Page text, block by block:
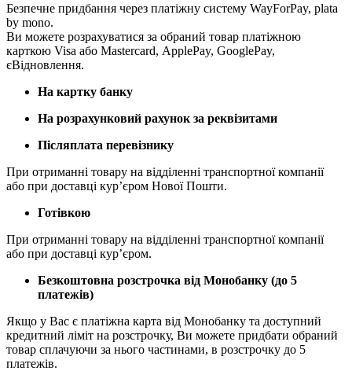
Безпечне придбання через платіжну систему WayForPay, plata
by mono.
Ви можете розрахуватися за обраний товар платіжною
карткою Visa або Mastercard, ApplePay, GooglePay,
єВідновлення.
На картку банку
На розрахунковий рахунок за реквізитами
Післяплата перевізнику
При отриманні товару на відділенні транспортної компанії
або при доставці кур’єром Нової Пошти.
Готівкою
При отриманні товару на відділенні транспортної компанії
або при доставці кур’єром.
Безкоштовна розстрочка від Монобанку (до 5
платежів)
Якщо у Вас є платіжна карта від Монобанку та доступний
кредитний ліміт на розстрочку, Ви можете придбати обраний
товар сплачуючи за нього частинами, в розстрочку до 5
платежів.